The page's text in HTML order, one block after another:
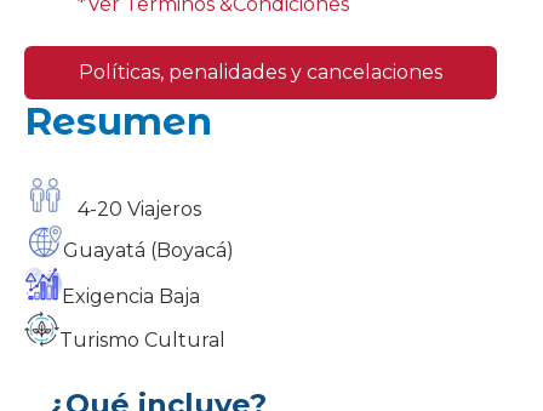
Políticas, penalidades y cancelaciones
Resumen
4-20 Viajeros
Guayatá (Boyacá)
Exigencia Baja
Turismo Cultural
¿Qué incluye?